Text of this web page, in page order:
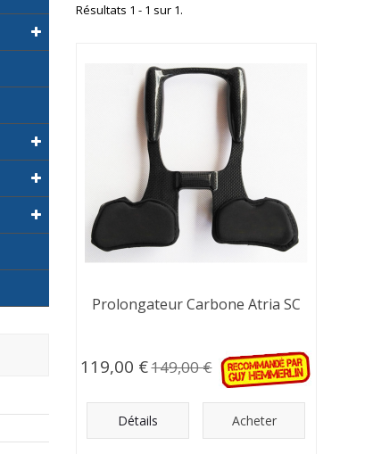
Résultats 1 - 1 sur 1.
Prolongateur Carbone Atria SC
119,00 €149,00 €
Détails Acheter